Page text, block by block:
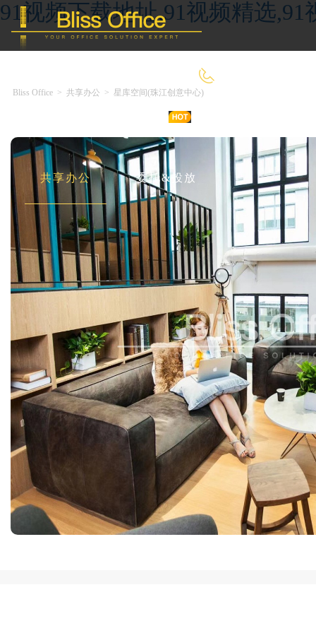
91视频下载地址,91视频精选
共享办公 委托&投放
Bliss Office > 共享办公 > 星库空间(珠江创意中心)